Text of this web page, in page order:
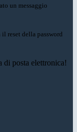
un messaggio
reset della password
di posta elettronica!